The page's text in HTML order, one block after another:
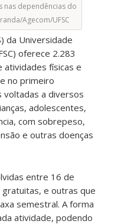
nas dependências do
Agecom/UFSC
da Universidade
oferece 2.283
atividades físicas e
no primeiro
voltadas a diversos
adolescentes,
com sobrepeso,
e outras doenças
entre 16 de
gratuitas, e outras que
semestral. A forma
atividade, podendo